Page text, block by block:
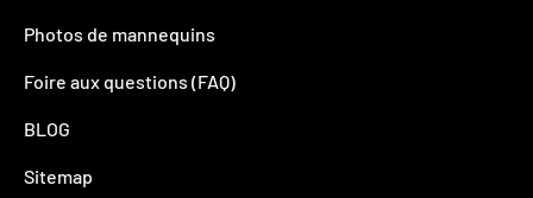
Photos de mannequins
Foire aux questions (FAQ)
BLOG
Sitemap